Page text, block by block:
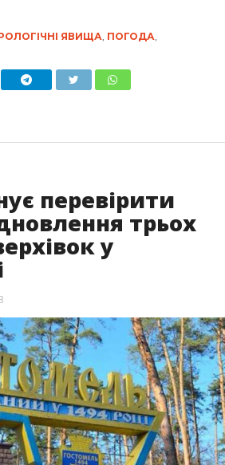
ЯВИЩА, ПОГОДА,
перевірити
трьох
у